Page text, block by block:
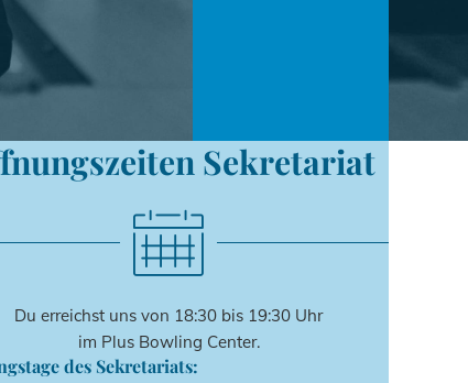
Sekretariat
Du erreichst uns von 18:30 bis 19:30 Uhr
im Plus Bowling Center.
des Sekretariats: